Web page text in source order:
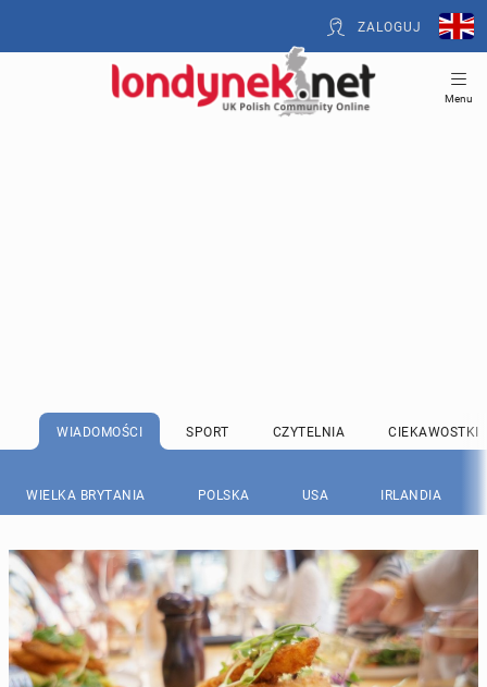
ZALOGUJ
Menu
WIADOMOŚCI SPORT CZYTELNIA CIEKAWOSTKI
WIELKA BRYTANIA POLSKA USA IRLANDIA